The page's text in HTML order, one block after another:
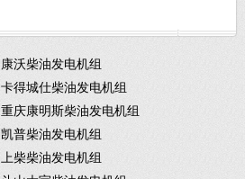
康沃柴油发电机组
卡得城仕柴油发电机组
重庆康明斯柴油发电机组
凯普柴油发电机组
上柴柴油发电机组